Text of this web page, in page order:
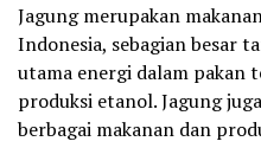
Jagung merupakan
Indonesia, sebagian besar
utama energi dalam pakan
produksi etanol. Jagung
berbagai makanan dan